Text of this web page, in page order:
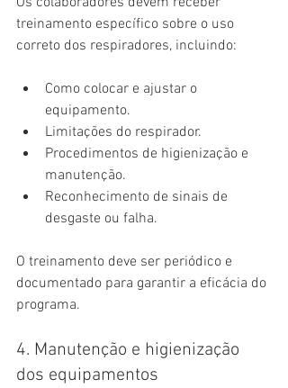
treinamento específico sobre o uso
correto dos respiradores, incluindo:
Como colocar e ajustar o
equipamento.
Limitações do respirador.
Procedimentos de higienização e
manutenção.
Reconhecimento de sinais de
desgaste ou falha.
O treinamento deve ser periódico e
documentado para garantir a eficácia do
programa.
4. Manutenção e higienização
dos equipamentos